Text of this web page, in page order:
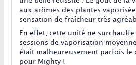
aux arômes des plantes
sensation de fraîcheur très
En effet, cette unité ne surchauffe
sessions de vaporisation
était malheureusement parfois le
pour Mighty !